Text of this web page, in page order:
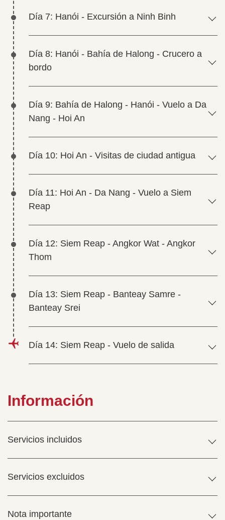
Día 7: Hanói - Excursión a Ninh Binh
Día 8: Hanói - Bahía de Halong - Crucero a
bordo
Día 9: Bahía de Halong - Hanói - Vuelo a Da
Nang - Hoi An
Día 10: Hoi An - Visitas de ciudad antigua
Día 11: Hoi An - Da Nang - Vuelo a Siem
Reap
Día 12: Siem Reap - Angkor Wat - Angkor
Thom
Día 13: Siem Reap - Banteay Samre -
Banteay Srei
Día 14: Siem Reap - Vuelo de salida
Información
Servicios incluidos
Servicios excluidos
Nota importante